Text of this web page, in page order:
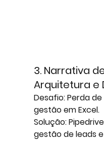
3. Narrativa
Arquitetura e
Desafio: Perda
gestão em Excel.
Solução:
gestão de leads